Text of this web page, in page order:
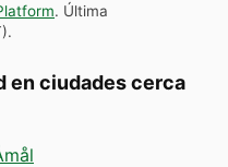
. Última
).
en ciudades cerca